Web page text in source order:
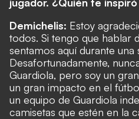
Demichelis: Estoy
todos. Si tengo que hablar
sentamos aquí durante una
Desafortunadamente,
Guardiola, pero soy un
un gran impacto en el
un equipo de Guardiola
camisetas que estén en la